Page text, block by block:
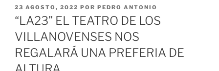
PUBLICADO
EL
23 AGOSTO, 2022 POR PEDRO ANTONIO
“LA23” EL TEATRO DE LOS
VILLANOVENSES NOS
REGALARÁ UNA PREFERIA DE